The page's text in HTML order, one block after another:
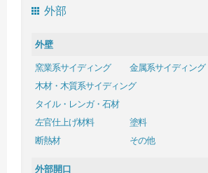
外部
外壁
窯業系サイディング
金属系サイディング
木材・木質系サイディング
タイル・レンガ・石材
左官仕上げ材料
塗料
断熱材
その他
外部開口